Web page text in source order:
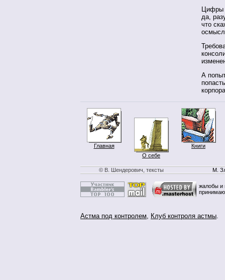
Цифры
да,
что
А
Главная
О себе
Книги
© В. Шендерович, тексты М.
жалобы и
Астма под контролем, Клуб контроля астмы.